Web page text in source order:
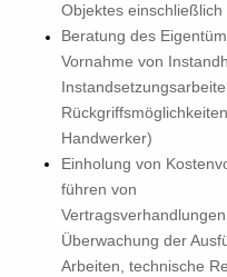
Objektes
Beratung des
Vornahme von
Handwerker)
Einholung von
führen von
Überwachung der
Arbeiten, technische